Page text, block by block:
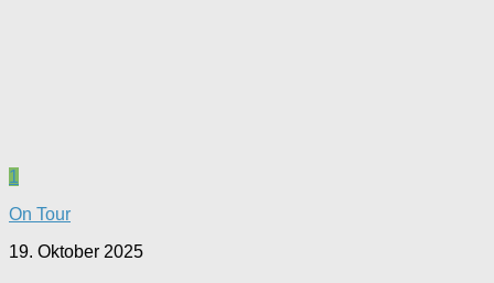
1
On Tour
19. Oktober 2025